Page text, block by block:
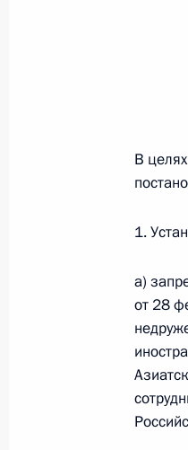
О
О
26 июля
В
1.
а)
от 28